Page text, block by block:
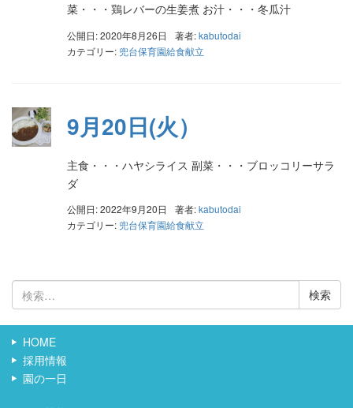
菜・・・鶏レバーの生姜煮 お汁・・・冬瓜汁
公開日: 2020年8月26日 著者:kabutodai
カテゴリー: 兜台保育園給食献立
9月20日(火）
主食・・・ハヤシライス 副菜・・・ブロッコリーサラ
ダ
公開日: 2022年9月20日 著者:kabutodai
カテゴリー: 兜台保育園給食献立
検
索:
HOME
採用情報
園の一日